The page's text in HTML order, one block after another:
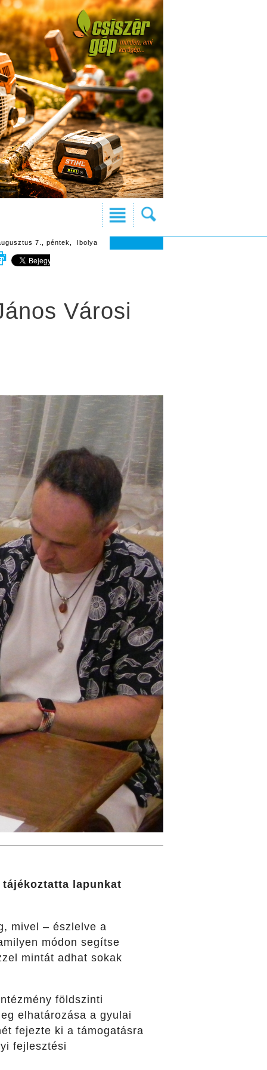
7., péntek, Ibolya
Városi
lapunkat
mivel – észlelve a
módon segítse
mintát adhat sokak
földszinti
elhatározása a gyulai
fejezte ki a támogatásra
fejlesztési